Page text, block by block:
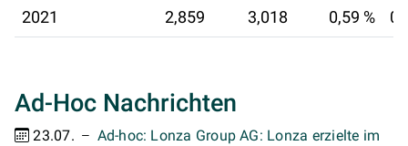
2021 2,859 3,018 0,59 %
Ad-Hoc Nachrichten
23.07.
Ad-hoc: Lonza Group AG: Lonza erzielte im